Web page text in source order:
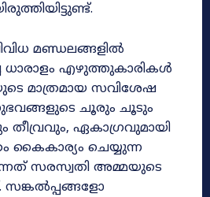
മണ്ഡലങ്ങളിൽ
ധാരാളം എഴുത്തുകാരികൾ
മാത്രമായ സവിശേഷ
ചൂരും ചൂടും
തീവ്രവും, ഏകാഗ്രവുമായി
കൈകാര്യം ചെയ്യുന്ന
സരസ്വതി അമ്മയുടെ